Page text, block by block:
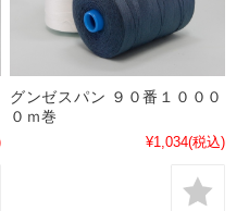
グンゼスパン ９０番１０００
０ｍ巻
¥1,034(税込)